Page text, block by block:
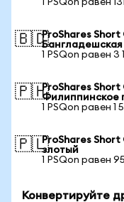
1 PSQon равен
🇧🇩ProShares Short
Бангладешская
1 PSQon равен 3
🇵🇭ProShares Short
Филиппинское
1 PSQon равен 1
🇵🇱ProShares
злотый
1 PSQon равен
Конвертируйте